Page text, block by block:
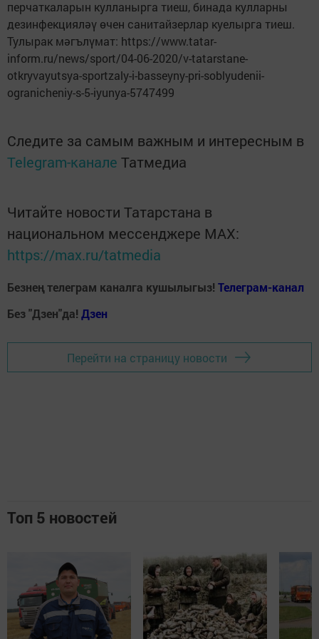
перчаткаларын кулланырга тиеш, бинада кулларны
дезинфекцияләү өчен санитайзерлар куелырга тиеш.
Тулырак мәгълүмат: https://www.tatar-
inform.ru/news/sport/04-06-2020/v-tatarstane-
otkryvayutsya-sportzaly-i-basseyny-pri-soblyudenii-
ogranicheniy-s-5-iyunya-5747499
Следите за самым важным и интересным в
Telegram-канале Татмедиа
Читайте новости Татарстана в
национальном мессенджере MАХ:
https://max.ru/tatmedia
Безнең телеграм каналга кушылыгыз! Телеграм-канал
Без "Дзен"да! Дзен
Перейти на страницу новости
Топ 5 новостей